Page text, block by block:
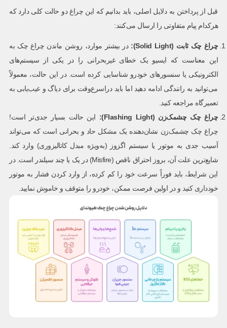
قبل از پرداختن به دلایل اصلی، باید بدانیم که این چراغ دو حالت کلی دارد که
هرکدام پیام متفاوتی را ارسال می‌کنند:
چراغ چک ثابت (Solid Light):
در بیشتر موارد، روشن ماندن چراغ چک به
این معناست که ایسیو یک خطای غیربحرانی را در یکی از سیستم‌های
الکترونیکی یا سنسورهای خودرو شناسایی کرده است. در این حالت، معمولاً
می‌توانید به رانندگی ادامه دهید اما باید دراسرع‌وقت برای دیاگ و عیب‌یابی به
تعمیرگاه مراجعه کنید.
چراغ چک چشمک‌زن (Flashing Light):
این حالت بسیار جدی‌تر است!
چراغ چک چشمک‌زن نشان‌دهنده یک مشکل حاد و بحرانی است که می‌تواند
آسیب جدی به موتور یا سیستم اگزوز (به‌ویژه مبدل کاتالیزوری) وارد کند.
شایع‌ترین علت آن، بروز احتراق ناقص (Misfire) در یک یا چند سیلندر است. در
این شرایط، باید فوراً سرعت خود را کم کرده، از وارد کردن فشار به موتور
خودداری کنید و در اولین فرصت ممکن، خودرو را متوقف و خاموش نمایید.